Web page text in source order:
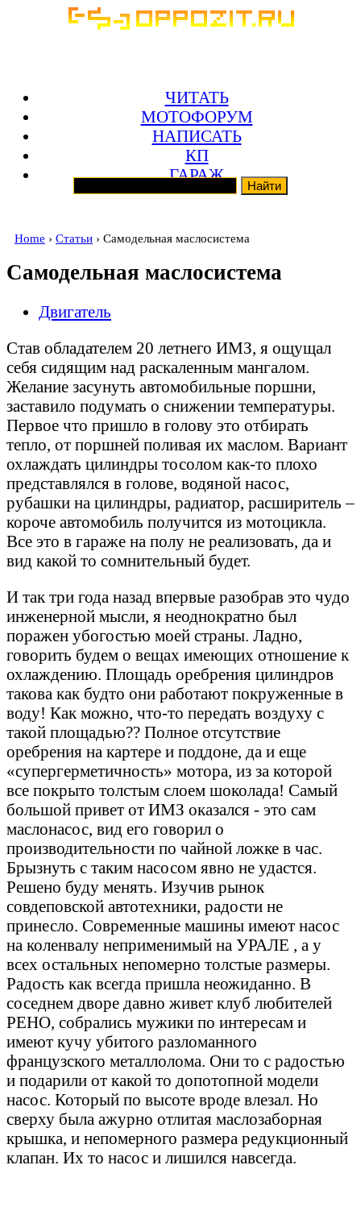
ЧИТАТЬ
МОТОФОРУМ
НАПИСАТЬ
КП
ГАРАЖ
Home › Статьи › Самодельная маслосистема
Самодельная маслосистема
Двигатель
Став обладателем 20 летнего ИМЗ, я ощущал
себя сидящим над раскаленным мангалом.
Желание засунуть автомобильные поршни,
заставило подумать о снижении температуры.
Первое что пришло в голову это отбирать
тепло, от поршней поливая их маслом. Вариант
охлаждать цилиндры тосолом как-то плохо
представлялся в голове, водяной насос,
рубашки на цилиндры, радиатор, расширитель –
короче автомобиль получится из мотоцикла.
Все это в гараже на полу не реализовать, да и
вид какой то сомнительный будет.
И так три года назад впервые разобрав это чудо
инженерной мысли, я неоднократно был
поражен убогостью моей страны. Ладно,
говорить будем о вещах имеющих отношение к
охлаждению. Площадь оребрения цилиндров
такова как будто они работают покруженные в
воду! Как можно, что-то передать воздуху с
такой площадью?? Полное отсутствие
оребрения на картере и поддоне, да и еще
«супергерметичность» мотора, из за которой
все покрыто толстым слоем шоколада! Самый
большой привет от ИМЗ оказался - это сам
маслонасос, вид его говорил о
производительности по чайной ложке в час.
Брызнуть с таким насосом явно не удастся.
Решено буду менять. Изучив рынок
совдеповской автотехники, радости не
принесло. Современные машины имеют насос
на коленвалу неприменимый на УРАЛЕ , а у
всех остальных непомерно толстые размеры.
Радость как всегда пришла неожиданно. В
соседнем дворе давно живет клуб любителей
РЕНО, собрались мужики по интересам и
имеют кучу убитого разломанного
французского металлолома. Они то с радостью
и подарили от какой то допотопной модели
насос. Который по высоте вроде влезал. Но
сверху была ажурно отлитая маслозаборная
крышка, и непомерного размера редукционный
клапан. Их то насос и лишился навсегда.